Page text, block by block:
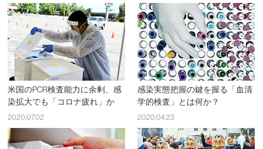
米国のPCR検査能力に余剰、感
染拡大でも「コロナ疲れ」か
2020.07.02
感染実態把握の鍵を握る「血清
学的検査」とは何か？
2020.04.23